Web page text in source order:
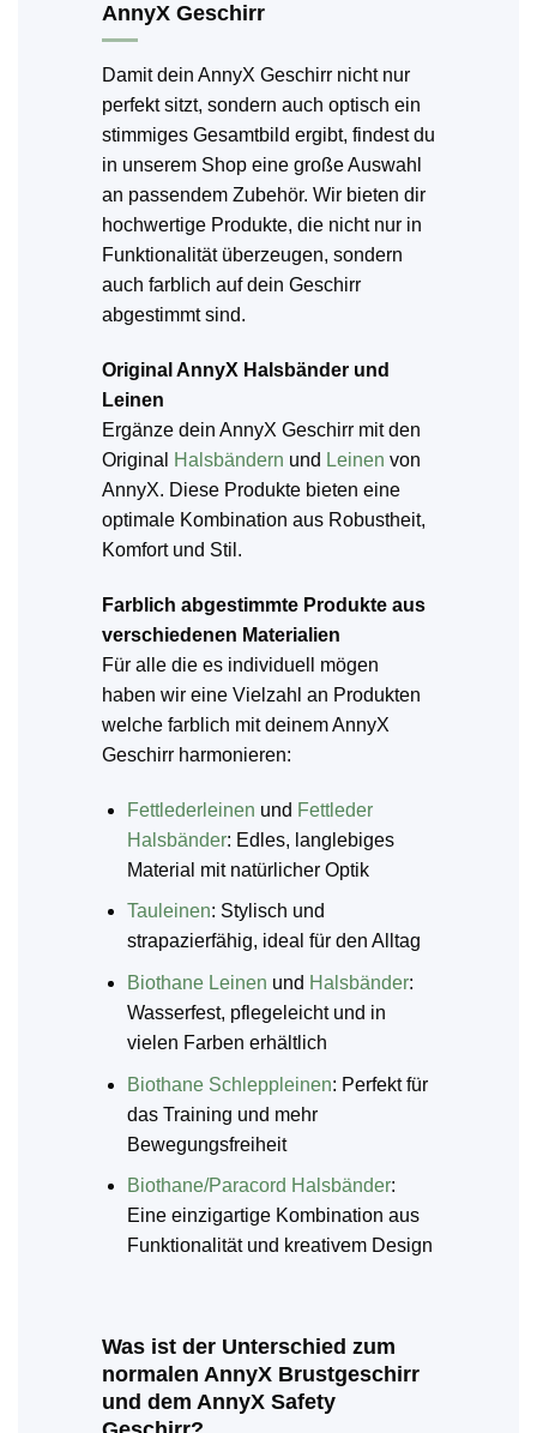
AnnyX Geschirr
Damit dein AnnyX Geschirr nicht nur
perfekt sitzt, sondern auch optisch ein
stimmiges Gesamtbild ergibt, findest du
in unserem Shop eine große Auswahl
an passendem Zubehör. Wir bieten dir
hochwertige Produkte, die nicht nur in
Funktionalität überzeugen, sondern
auch farblich auf dein Geschirr
abgestimmt sind.
Original AnnyX Halsbänder und
Leinen
Ergänze dein AnnyX Geschirr mit den
Original
Halsbändern und Leinen von
AnnyX. Diese Produkte bieten eine
optimale Kombination aus Robustheit,
Komfort und Stil.
Farblich abgestimmte Produkte aus
verschiedenen Materialien
Für alle die es individuell mögen
haben wir eine Vielzahl an Produkten
welche farblich mit deinem AnnyX
Geschirr harmonieren:
Fettlederleinen und Fettleder
Halsbänder: Edles, langlebiges
Material mit natürlicher Optik
Tauleinen: Stylisch und
strapazierfähig, ideal für den Alltag
Biothane Leinen und Halsbänder:
Wasserfest, pflegeleicht und in
vielen Farben erhältlich
Biothane Schleppleinen: Perfekt für
das Training und mehr
Bewegungsfreiheit
Biothane/Paracord Halsbänder:
Eine einzigartige Kombination aus
Funktionalität und kreativem Design
Was ist der Unterschied zum
normalen AnnyX Brustgeschirr
und dem AnnyX Safety